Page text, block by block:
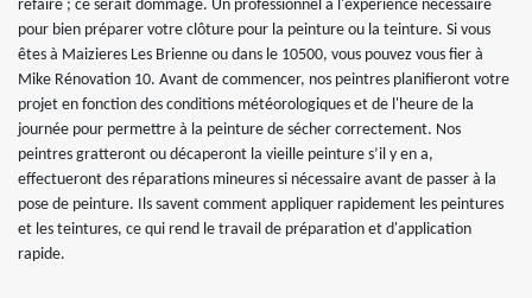
refaire ; ce serait dommage. Un professionnel a l'expérience nécessaire
pour bien préparer votre clôture pour la peinture ou la teinture. Si vous
êtes à Maizieres Les Brienne ou dans le 10500, vous pouvez vous fier à
Mike Rénovation 10. Avant de commencer, nos peintres planifieront votre
projet en fonction des conditions météorologiques et de l'heure de la
journée pour permettre à la peinture de sécher correctement. Nos
peintres gratteront ou décaperont la vieille peinture s’il y en a,
effectueront des réparations mineures si nécessaire avant de passer à la
pose de peinture. Ils savent comment appliquer rapidement les peintures
et les teintures, ce qui rend le travail de préparation et d'application
rapide.